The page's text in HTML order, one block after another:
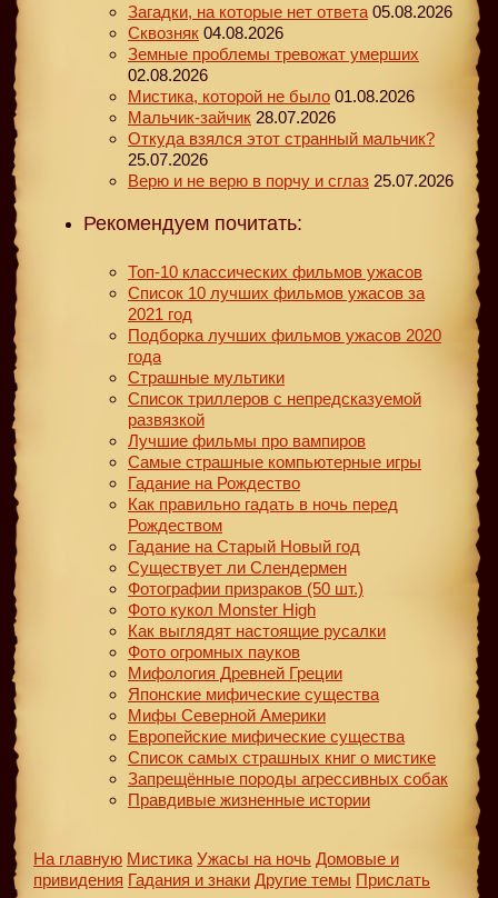
Загадки, на которые нет ответа 05.08.2026
Сквозняк 04.08.2026
Земные проблемы тревожат умерших
02.08.2026
Мистика, которой не было 01.08.2026
Мальчик-зайчик 28.07.2026
Откуда взялся этот странный мальчик?
25.07.2026
Верю и не верю в порчу и сглаз 25.07.2026
Рекомендуем почитать:
Топ-10 классических фильмов ужасов
Список 10 лучших фильмов ужасов за
2021 год
Подборка лучших фильмов ужасов 2020
года
Страшные мультики
Список триллеров с непредсказуемой
развязкой
Лучшие фильмы про вампиров
Самые страшные компьютерные игры
Гадание на Рождество
Как правильно гадать в ночь перед
Рождеством
Гадание на Старый Новый год
Существует ли Слендермен
Фотографии призраков (50 шт.)
Фото кукол Monster High
Как выглядят настоящие русалки
Фото огромных пауков
Мифология Древней Греции
Японские мифические существа
Мифы Северной Америки
Европейские мифические существа
Список самых страшных книг о мистике
Запрещённые породы агрессивных собак
Правдивые жизненные истории
На главную Мистика Ужасы на ночь Домовые и
привидения Гадания и знаки Другие темы Прислать